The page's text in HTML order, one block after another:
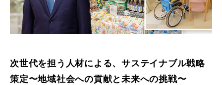
次世代を担う人材による、サステイナブル戦略
策定〜地域社会への貢献と未来への挑戦〜